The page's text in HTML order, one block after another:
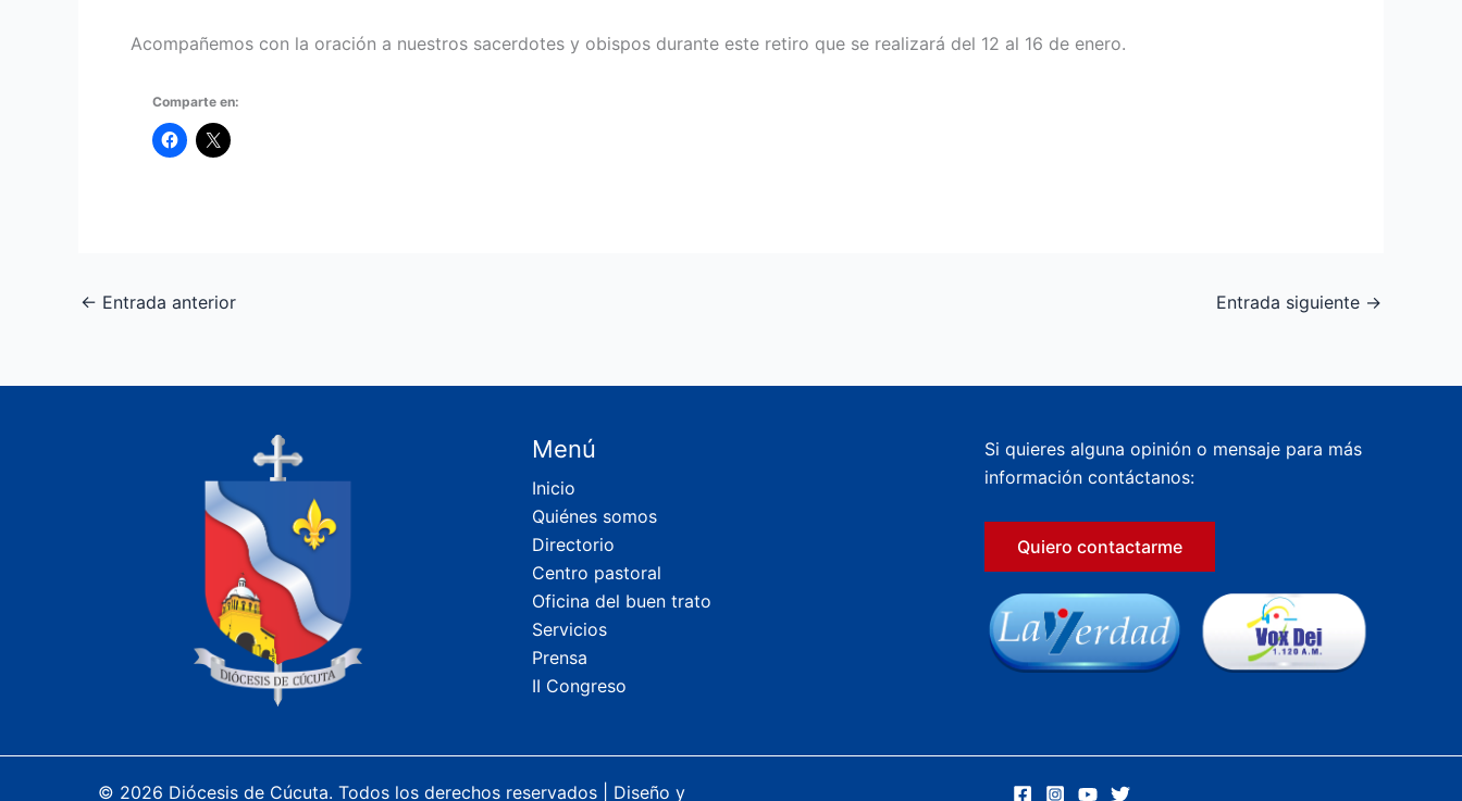
Acompañemos con la oración a nuestros sacerdotes y obispos durante este retiro que se realizará del 12 al 16 de enero.
Comparte en:
← Entrada anterior Entrada siguiente →
Menú
Inicio
Quiénes somos
Directorio
Centro pastoral
Oficina del buen trato
Servicios
Prensa
II Congreso
Si quieres alguna opinión o mensaje para más
información contáctanos:
Quiero contactarme
© 2026 Diócesis de Cúcuta. Todos los derechos reservados | Diseño y